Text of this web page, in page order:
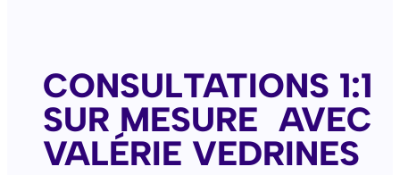
CONSULTATIONS 1:1
SUR MESURE AVEC
VALÉRIE VEDRINES